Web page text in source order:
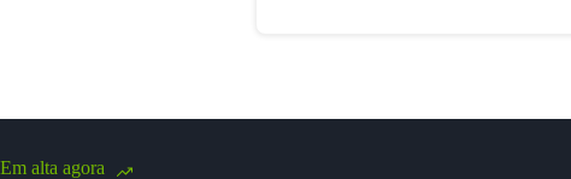
Em alta agora